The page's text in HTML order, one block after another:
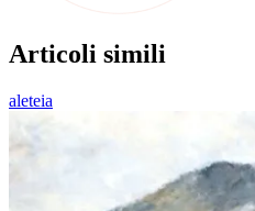
Articoli simili
aleteia